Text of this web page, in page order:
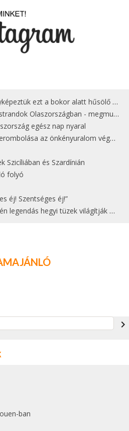
ezt a bokor alatt hűsölő cicát Kisorosziban
- megmutatjuk a 15 legjobbat
egész nap nyaral
az önkényuralom végét jelentette
Szicíliában és Szardínián
folyó
éj! Szentséges éj!”
hegyi tüzek világítják meg Zugspitzét
navigate_next
ban